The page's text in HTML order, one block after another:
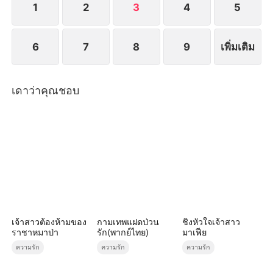
1 2 3 4 5
6 7 8 9 เพิ่มเติม
เดาว่าคุณชอบ
เจ้าสาวต้องห้ามของ
ราชาหมาป่า
ความรัก
กามเทพแฝดป่วน
รัก(พากย์ไทย)
ความรัก
ชิงหัวใจเจ้าสาว
มาเฟีย
ความรัก